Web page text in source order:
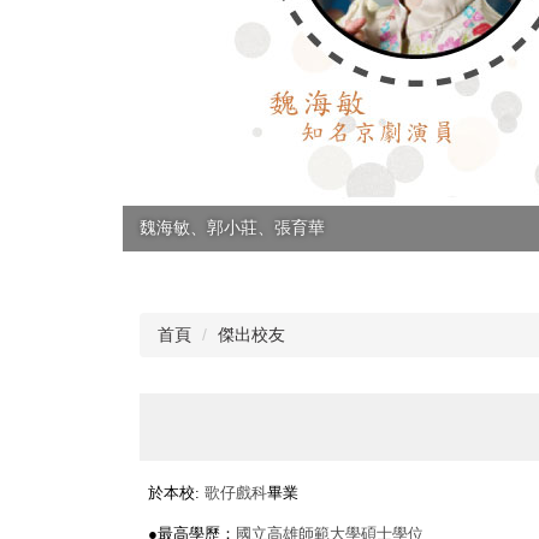
魏海敏、郭小莊、張育華
首頁 傑出校友
於本校: 歌仔戲科畢業
●最高學歷： 國立高雄師範大學碩士學位